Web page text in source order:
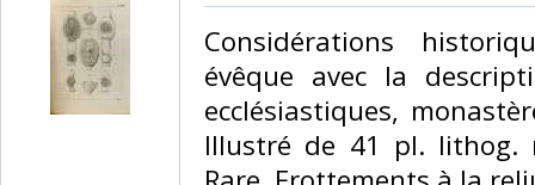
‎Considérations
évêque avec la
ecclésiastiques,
Illustré de 41 pl. lithog.